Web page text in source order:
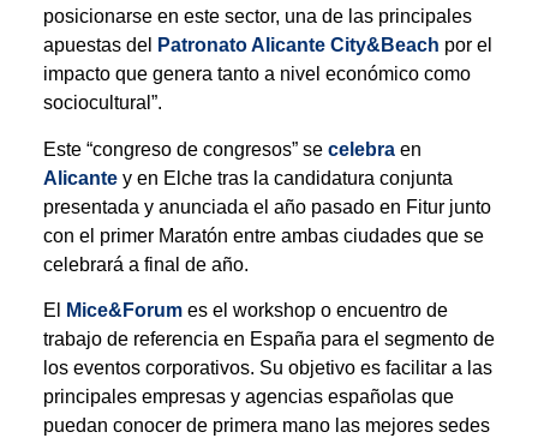
posicionarse en este sector, una de las principales
apuestas del
Patronato Alicante City&Beach por el
impacto que genera tanto a nivel económico como
sociocultural”.
Este “congreso de congresos” se celebraen
Alicantey en Elche tras la candidatura conjunta
presentada y anunciada el año pasado en Fitur junto
con el primer Maratón entre ambas ciudades que se
celebrará a final de año.
El Mice&Forumes el workshop o encuentro de
trabajo de referencia en España para el segmento de
los eventos corporativos. Su objetivo es facilitar a las
principales empresas y agencias españolas que
puedan conocer de primera mano las mejores sedes